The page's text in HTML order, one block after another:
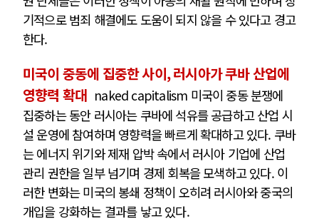
기적으로 범죄 해결에도 도움이 되지 않을 수 있다고 경고
한다.
미국이 중동에 집중한 사이, 러시아가 쿠바 산업에
영향력 확대 naked capitalism 미국이 중동 분쟁에
집중하는 동안 러시아는 쿠바에 석유를 공급하고 산업 시
설 운영에 참여하며 영향력을 빠르게 확대하고 있다. 쿠바
는 에너지 위기와 제재 압박 속에서 러시아 기업에 산업
관리 권한을 일부 넘기며 경제 회복을 모색하고 있다. 이
러한 변화는 미국의 봉쇄 정책이 오히려 러시아와 중국의
개입을 강화하는 결과를 낳고 있다.